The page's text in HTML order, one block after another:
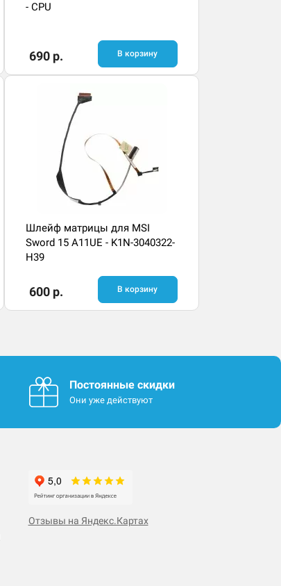
- CPU
690 р. В корзину
Шлейф матрицы для MSI
Sword 15 A11UE - K1N-3040322-
H39
600 р. В корзину
Постоянные скидки
Они уже действуют
Отзывы на Яндекс.Картах